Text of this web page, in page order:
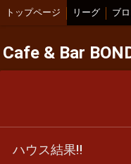
トップページ リーグ ブ
Cafe & Bar
ハウス結果‼️